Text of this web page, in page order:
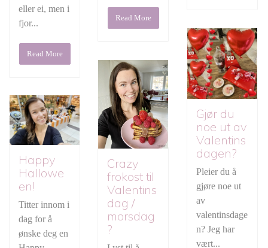
Read More
eller ei, men i
fjor...
Read More
Gjør du
noe ut av
Valentins
dagen?
Pleier du å
gjøre noe ut
av
valentinsdage
n? Jeg har
vært...
Crazy
frokost til
Valentins
dag /
morsdag
?
Happy
Hallowe
en!
Titter innom i
dag for å
ønske deg en